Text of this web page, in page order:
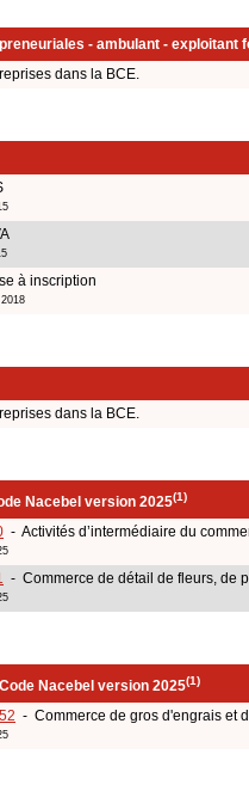
- ambulant - exploitant
dans la BCE.
à inscription
dans la BCE.
Nacebel version 2025(1)
- Activités d’intermédiaire du
- Commerce de détail de fleurs, de
Nacebel version 2025(1)
- Commerce de gros d'engrais et